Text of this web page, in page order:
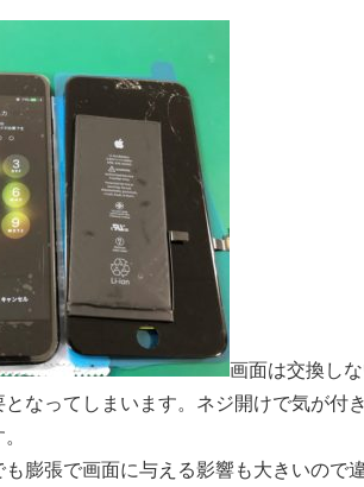
画面は交換し
なってしまいます。ネジ開けで気が付
膨張で画面に与える影響も大きいので